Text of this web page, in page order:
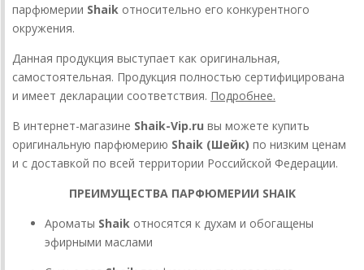
парфюмерии Shaik относительно его конкурентного
окружения.
Данная продукция выступает как оригинальная,
самостоятельная. Продукция полностью сертифицирована
и имеет декларации соответствия. Подробнее.
В интернет-магазине Shaik-Vip.ru вы можете купить
оригинальную парфюмерию Shaik (Шейк) по низким ценам
и с доставкой по всей территории Российской Федерации.
ПРЕИМУЩЕСТВА ПАРФЮМЕРИИ SHAIK
Ароматы Shaik относятся к духам и обогащены
эфирными маслами